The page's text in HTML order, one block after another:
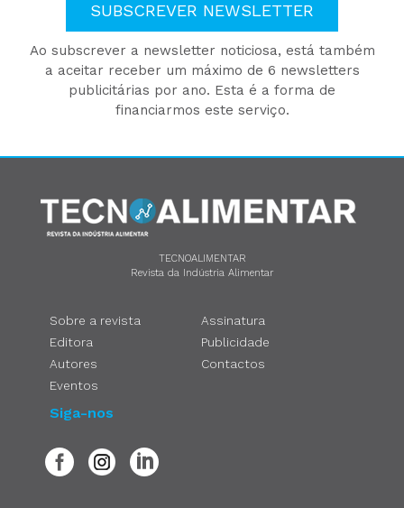
SUBSCREVER NEWSLETTER
Ao subscrever a newsletter noticiosa, está também
a aceitar receber um máximo de 6 newsletters
publicitárias por ano. Esta é a forma de
financiarmos este serviço.
TECNOALIMENTAR
Revista da Indústria Alimentar
Sobre a revista
Editora
Autores
Eventos
Assinatura
Publicidade
Contactos
Siga-nos